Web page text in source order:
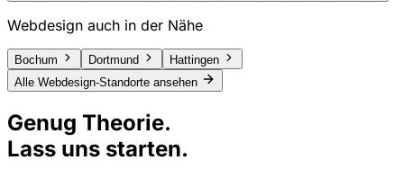
Webdesign auch in der Nähe
Bochum Dortmund
Hattingen
Alle Webdesign-Standorte ansehen
Genug Theorie.
Lass uns starten.